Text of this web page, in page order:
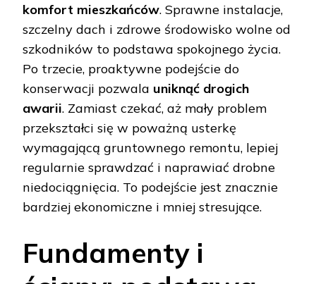
komfort mieszkańców. Sprawne instalacje,
szczelny dach i zdrowe środowisko wolne od
szkodników to podstawa spokojnego życia.
Po trzecie, proaktywne podejście do
konserwacji pozwala uniknąć drogich
awarii. Zamiast czekać, aż mały problem
przekształci się w poważną usterkę
wymagającą gruntownego remontu, lepiej
regularnie sprawdzać i naprawiać drobne
niedociągnięcia. To podejście jest znacznie
bardziej ekonomiczne i mniej stresujące.
Fundamenty i